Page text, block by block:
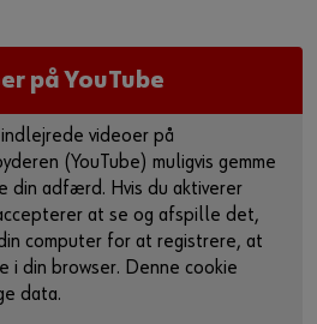
på YouTube
videoer på
(YouTube) muligvis gemme
din adfærd. Hvis du aktiverer
at se og afspille det,
computer for at registrere, at
i din browser. Denne cookie
data.